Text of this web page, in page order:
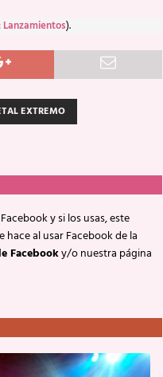
Lanzamientos).
EXTREMO
y si los usas, este
al usar Facebook de la
Facebooky/o nuestra página